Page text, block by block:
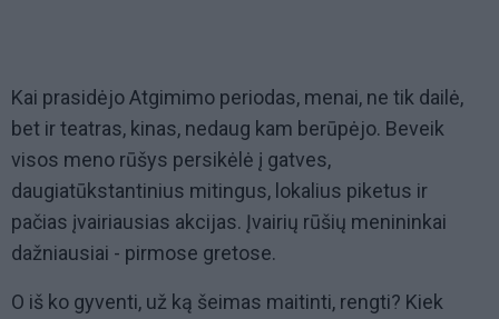
Kai prasidėjo Atgimimo periodas, menai, ne tik dailė,
bet ir teatras, kinas, nedaug kam berūpėjo. Beveik
visos meno rūšys persikėlė į gatves,
daugiatūkstantinius mitingus, lokalius piketus ir
pačias įvairiausias akcijas. Įvairių rūšių menininkai
dažniausiai - pirmose gretose.
O iš ko gyventi, už ką šeimas maitinti, rengti? Kiek